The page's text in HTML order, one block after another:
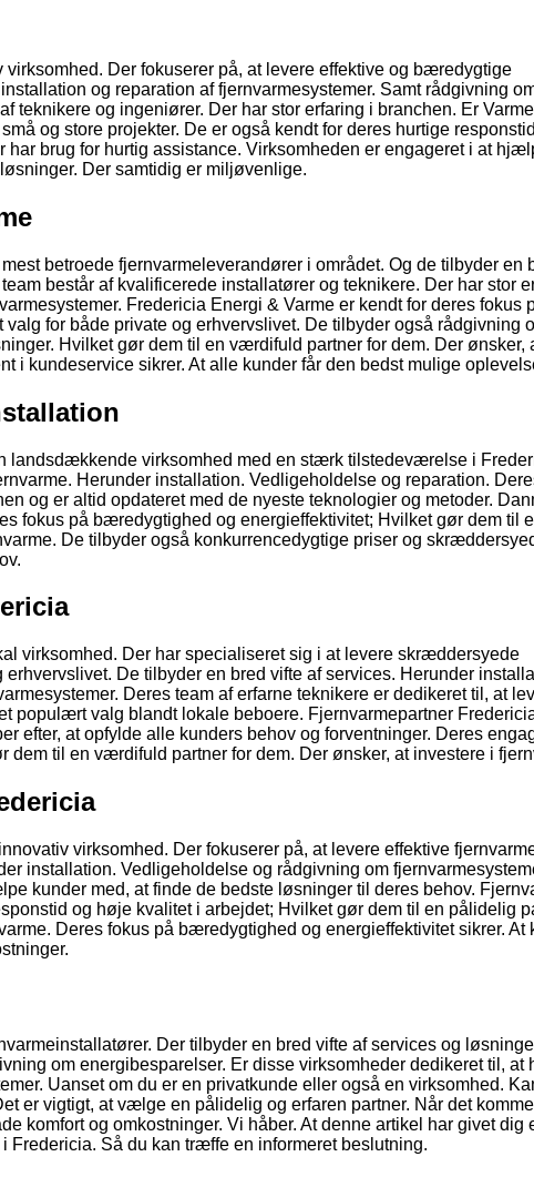
Der fokuserer på, at levere effektive og bæredygtige
og reparation af fjernvarmesystemer. Samt rådgivning
teknikere og ingeniører. Der har stor erfaring i branchen. Er
og store projekter. De er også kendt for deres hurtige
brug for hurtig assistance. Virksomheden er engageret i at
Der samtidig er miljøvenlige.
betroede fjernvarmeleverandører i området. Og de tilbyder en
består af kvalificerede installatører og teknikere. Der har stor
Fredericia Energi & Varme er kendt for deres fokus
for både private og erhvervslivet. De tilbyder også rådgivning
Hvilket gør dem til en værdifuld partner for dem. Der ønsker,
i kundeservice sikrer. At alle kunder får den bedst mulige
landsdækkende virksomhed med en stærk tilstedeværelse i
Herunder installation. Vedligeholdelse og reparation.
og er altid opdateret med de nyeste teknologier og metoder.
fokus på bæredygtighed og energieffektivitet; Hvilket gør dem til
De tilbyder også konkurrencedygtige priser og
virksomhed. Der har specialiseret sig i at levere skræddersyede
De tilbyder en bred vifte af services. Herunder
Deres team af erfarne teknikere er dedikeret til, at
populært valg blandt lokale beboere. Fjernvarmepartner
efter, at opfylde alle kunders behov og forventninger. Deres
til en værdifuld partner for dem. Der ønsker, at investere i
virksomhed. Der fokuserer på, at levere effektive
installation. Vedligeholdelse og rådgivning om
kunder med, at finde de bedste løsninger til deres behov.
og høje kvalitet i arbejdet; Hvilket gør dem til en pålidelig
Deres fokus på bæredygtighed og energieffektivitet sikrer. At
Der tilbyder en bred vifte af services og
om energibesparelser. Er disse virksomheder dedikeret til,
Uanset om du er en privatkunde eller også en virksomhed.
er vigtigt, at vælge en pålidelig og erfaren partner. Når det
komfort og omkostninger. Vi håber. At denne artikel har givet dig
Fredericia. Så du kan træffe en informeret beslutning.